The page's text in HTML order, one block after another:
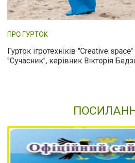
ПРО ГУРТОК
Гурток ігротехніків "Creative
"Сучасник", керівник Вікторія